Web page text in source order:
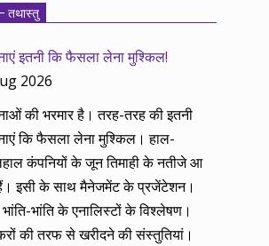
तथास्तु
इतनी कि फैसला लेना मुश्किल!
2026
की भरमार है। तरह-तरह की इतनी
कि फैसला लेना मुश्किल। हाल-
कंपनियों के जून तिमाही के नतीजे आ
इसी के साथ मैनेजमेंट के प्रजेंटेशन।
भांति के एनालिस्टों के विश्लेषण।
की तरफ से खरीदने की संस्तुतियां।